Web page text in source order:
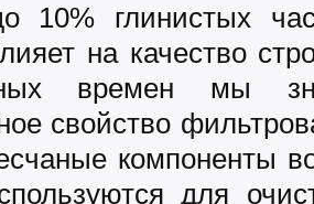
10% глинистых
на качество
времен мы
свойство
компоненты
для